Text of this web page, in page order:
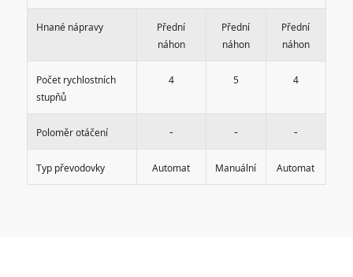
Hnané nápravy
Přední
náhon
Přední
náhon
Přední
náhon
Počet rychlostních
stupňů
4 5 4
Poloměr otáčení - - -
Typ převodovky Automat Manuální Automat